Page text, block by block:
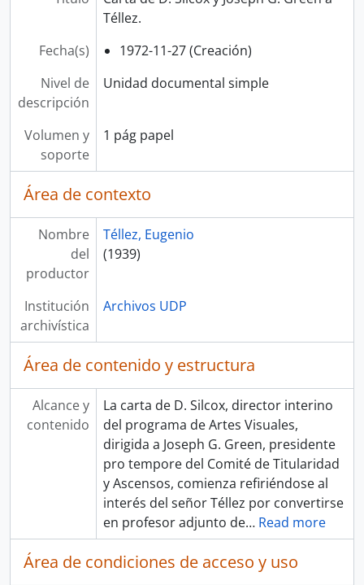
Téllez.
Fecha(s)
1972-11-27 (Creación)
Nivel de
descripción
Unidad documental simple
Volumen y
soporte
1 pág papel
Área de contexto
Nombre
del
productor
Téllez, Eugenio
(1939)
Institución
archivística
Archivos UDP
Área de contenido y estructura
Alcance y
contenido
La carta de D. Silcox, director interino
del programa de Artes Visuales,
dirigida a Joseph G. Green, presidente
pro tempore del Comité de Titularidad
y Ascensos, comienza refiriéndose al
interés del señor Téllez por convertirse
en profesor adjunto de… Read more
Área de condiciones de acceso y uso